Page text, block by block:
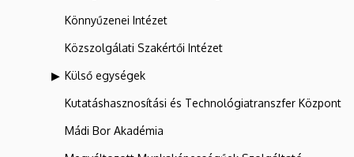
Könnyűzenei Intézet
Közszolgálati Szakértői Intézet
Külső egységek
Kutatáshasznosítási és Technológiatranszfer Központ
Mádi Bor Akadémia